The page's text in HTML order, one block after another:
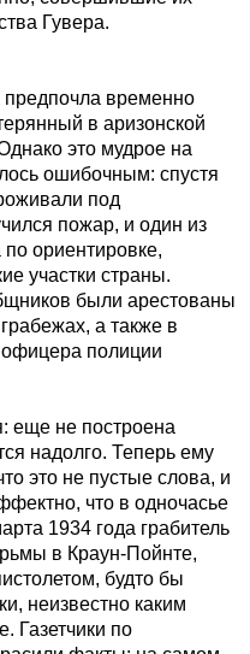
Гувера.
предпочла временно
в аризонской
это мудрое на
ошибочным: спустя
под
пожар, и один из
ориентировке,
участки страны.
были арестованы
а также в
полиции
еще не построена
надолго. Теперь ему
это не пустые слова, и
что в одночасье
1934 года грабитель
в Краун-Пойнте,
будто бы
неизвестно каким
Газетчики по